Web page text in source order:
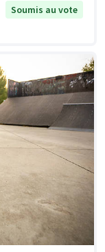
Soumis au vote